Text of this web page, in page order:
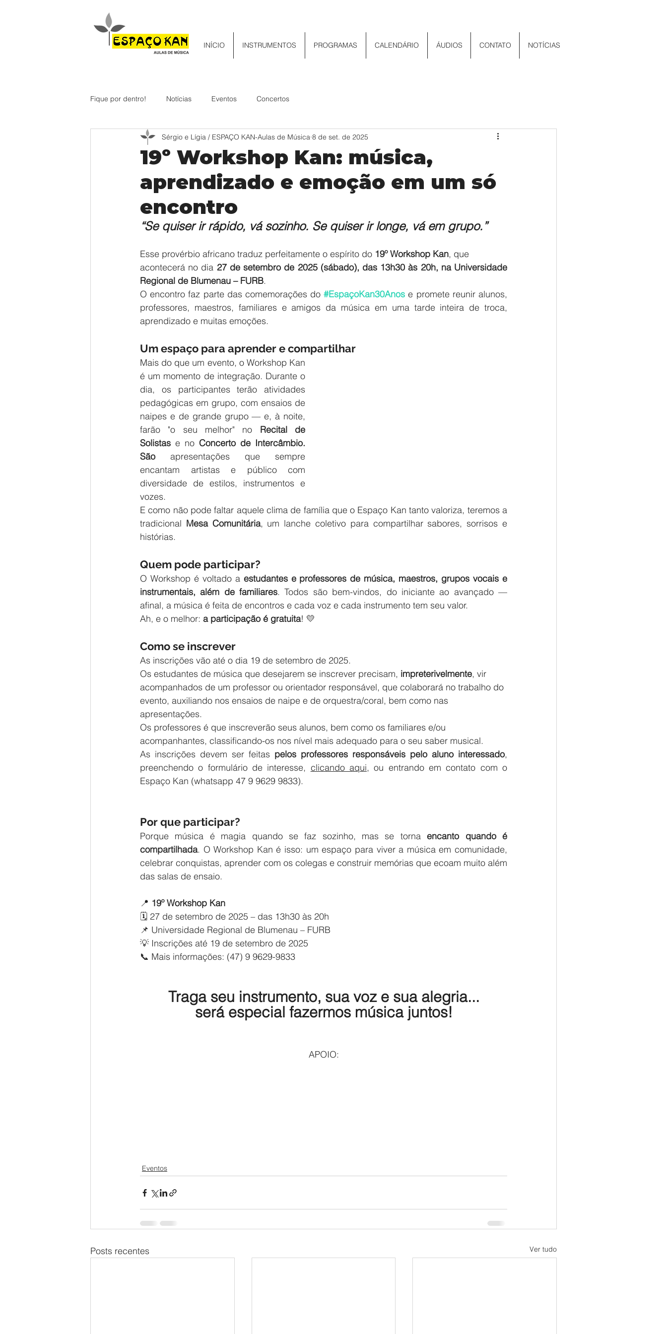
INÍCIO INSTRUMENTOS PROGRAMAS CALENDÁRIO ÁUDIOS CONTATO NOTÍCIAS
Fique por dentro! Notícias Eventos Concertos
19º Workshop Kan: música,
aprendizado e emoção em um só
encontro
Sérgio e Lígia / ESPAÇO KAN-Aulas de Música 8 de set. de 2025
“Se quiser ir rápido, vá sozinho. Se quiser ir longe, vá em grupo.”
Esse provérbio africano traduz perfeitamente o espírito do 19º Workshop Kan, que
acontecerá no dia 27 de setembro de 2025 (sábado), das 13h30 às 20h, na Universidade
Regional de Blumenau – FURB.
O encontro faz parte das comemorações do #EspaçoKan30Anos e promete reunir alunos,
professores, maestros, familiares e amigos da música em uma tarde inteira de troca,
aprendizado e muitas emoções.
Um espaço para aprender e compartilhar
Mais do que um evento, o Workshop Kan
é um momento de integração. Durante o
dia, os participantes terão atividades
pedagógicas em grupo, com ensaios de
naipes e de grande grupo — e, à noite,
farão "o seu melhor" no Recital de
Solistas e no Concerto de Intercâmbio.
São apresentações que sempre
encantam artistas e público com
diversidade de estilos, instrumentos e
vozes.
E como não pode faltar aquele clima de família que o Espaço Kan tanto valoriza, teremos a
tradicional Mesa Comunitária, um lanche coletivo para compartilhar sabores, sorrisos e
histórias.
Quem pode participar?
O Workshop é voltado a estudantes e professores de música, maestros, grupos vocais e
instrumentais, além de familiares. Todos são bem-vindos, do iniciante ao avançado —
afinal, a música é feita de encontros e cada voz e cada instrumento tem seu valor.
Ah, e o melhor: a participação é gratuita! 💛
Como se inscrever
As inscrições vão até o dia 19 de setembro de 2025.
Os estudantes de música que desejarem se inscrever precisam, impreterivelmente, vir
acompanhados de um professor ou orientador responsável, que colaborará no trabalho do
evento, auxiliando nos ensaios de naipe e de orquestra/coral, bem como nas
apresentações.
Os professores é que inscreverão seus alunos, bem como os familiares e/ou
acompanhantes, classificando-os nos nível mais adequado para o seu saber musical.
As inscrições devem ser feitas pelos professores responsáveis pelo aluno interessado,
preenchendo o formulário de interesse, clicando aqui, ou entrando em contato com o
Espaço Kan (whatsapp 47 9 9629 9833).
Por que participar?
Porque música é magia quando se faz sozinho, mas se torna encanto quando é
compartilhada. O Workshop Kan é isso: um espaço para viver a música em comunidade,
celebrar conquistas, aprender com os colegas e construir memórias que ecoam muito além
das salas de ensaio.
📍 19º Workshop Kan
🗓 27 de setembro de 2025 – das 13h30 às 20h
📌 Universidade Regional de Blumenau – FURB
💡 Inscrições até 19 de setembro de 2025
📞 Mais informações: (47) 9 9629-9833
Traga seu instrumento, sua voz e sua alegria...
será especial fazermos música juntos!
APOIO:
Eventos
Posts recentes Ver tudo